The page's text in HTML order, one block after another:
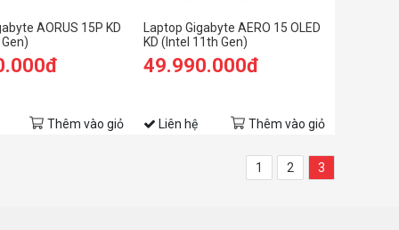
AORUS 15P KD
Thêm vào giỏ
Laptop Gigabyte AERO 15 OLED
KD (Intel 11th Gen)
49.990.000đ
Liên hệ Thêm vào giỏ
1 2 3